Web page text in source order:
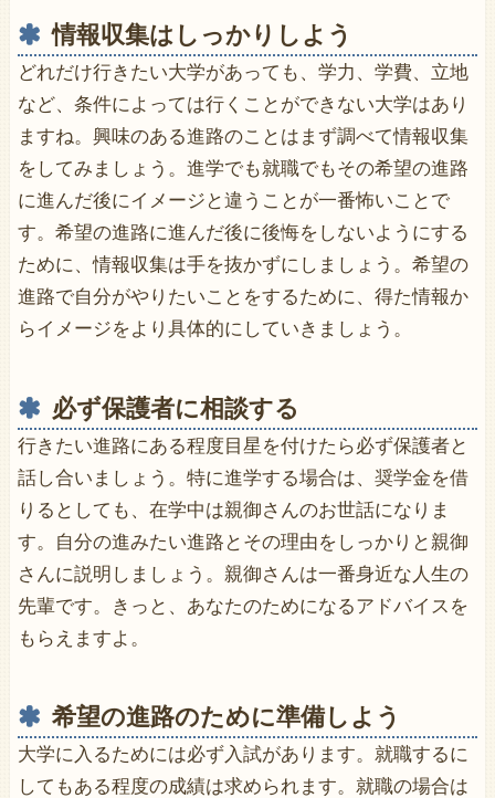
情報収集はしっかりしよう
どれだけ行きたい大学があっても、学力、学費、立地
など、条件によっては行くことができない大学はあり
ますね。興味のある進路のことはまず調べて情報収集
をしてみましょう。進学でも就職でもその希望の進路
に進んだ後にイメージと違うことが一番怖いことで
す。希望の進路に進んだ後に後悔をしないようにする
ために、情報収集は手を抜かずにしましょう。希望の
進路で自分がやりたいことをするために、得た情報か
らイメージをより具体的にしていきましょう。
必ず保護者に相談する
行きたい進路にある程度目星を付けたら必ず保護者と
話し合いましょう。特に進学する場合は、奨学金を借
りるとしても、在学中は親御さんのお世話になりま
す。自分の進みたい進路とその理由をしっかりと親御
さんに説明しましょう。親御さんは一番身近な人生の
先輩です。きっと、あなたのためになるアドバイスを
もらえますよ。
希望の進路のために準備しよう
大学に入るためには必ず入試があります。就職するに
してもある程度の成績は求められます。就職の場合は